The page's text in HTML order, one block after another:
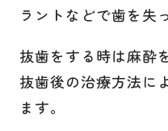
ラントなどで歯を失
抜歯をする時は麻酔
抜歯後の治療方法に
ます。